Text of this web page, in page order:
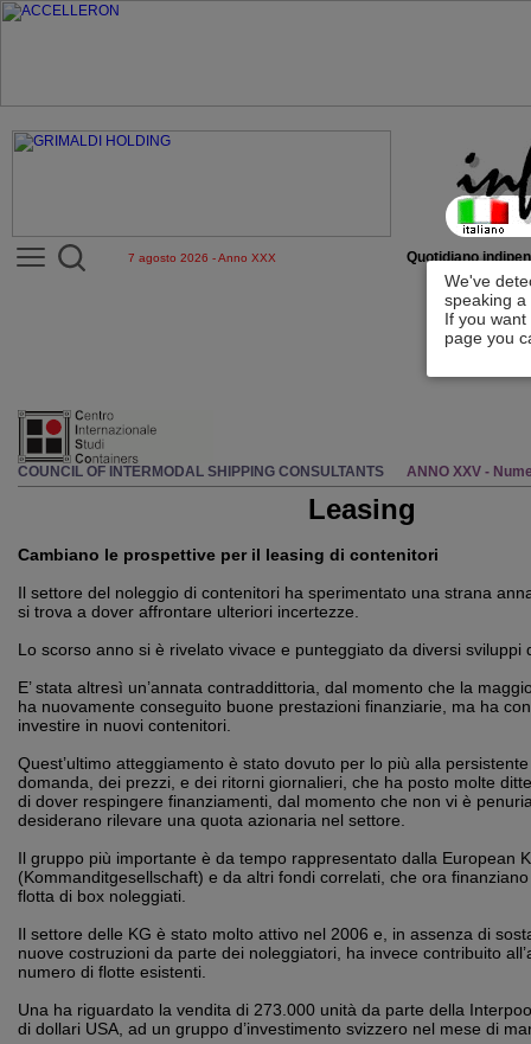
We've
speaking
If you
page you
7 agosto 2026 - Anno XXX Quotidiano
COUNCIL OF INTERMODAL SHIPPING CONSULTANTS ANNO XXV -
Leasing
Cambiano le prospettive per il leasing di contenitori
Il settore del noleggio di contenitori ha sperimentato una strana
si trova a dover affrontare ulteriori incertezze.
Lo scorso anno si è rivelato vivace e punteggiato da diversi sviluppi
E’ stata altresì un’annata contraddittoria, dal momento che la
ha nuovamente conseguito buone prestazioni finanziarie, ma ha
investire in nuovi contenitori.
Quest’ultimo atteggiamento è stato dovuto per lo più alla
domanda, dei prezzi, e dei ritorni giornalieri, che ha posto molte
di dover respingere finanziamenti, dal momento che non vi è
desiderano rilevare una quota azionaria nel settore.
Il gruppo più importante è da tempo rappresentato dalla European
(Kommanditgesellschaft) e da altri fondi correlati, che ora
flotta di box noleggiati.
Il settore delle KG è stato molto attivo nel 2006 e, in assenza di
nuove costruzioni da parte dei noleggiatori, ha invece contribuito
numero di flotte esistenti.
Una ha riguardato la vendita di 273.000 unità da parte della
di dollari USA, ad un gruppo d’investimento svizzero nel mese di